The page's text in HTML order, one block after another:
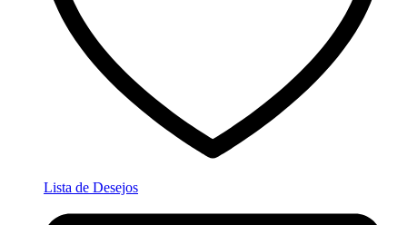
Lista de Desejos